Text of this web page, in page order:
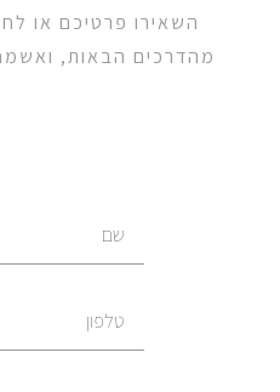
השאירו פרטיכם או
מהדרכים הבאות,